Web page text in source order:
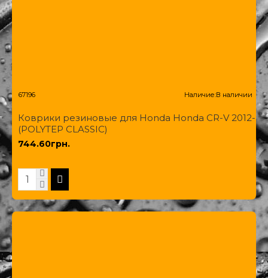
67196 Наличие:В наличии
Коврики резиновые для Honda Honda CR-V 2012-
(POLYTEP CLASSIC)
744.60грн.